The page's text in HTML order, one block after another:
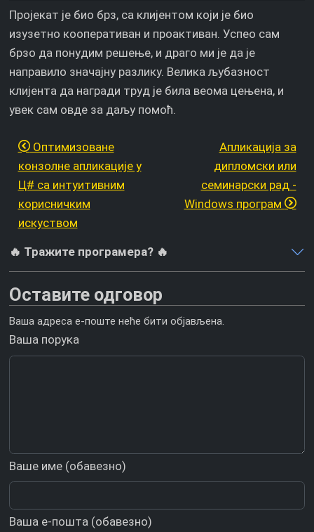
Пројекат је био брз, са клијентом који је био
изузетно кооперативан и проактиван. Успео сам
брзо да понудим решење, и драго ми је да је
направило значајну разлику. Велика љубазност
клијента да награди труд је била веома цењена, и
увек сам овде за даљу помоћ.
Оптимизоване
конзолне апликације у
Ц# са интуитивним
корисничким
искуством
Апликација за
дипломски или
семинарски рад -
Windows програм
🔥 Тражите програмера? 🔥
Оставите одговор
Ваша адреса е-поште неће бити објављена.
Ваша порука
Ваше име (обавезно)
Ваша е-пошта (обавезно)